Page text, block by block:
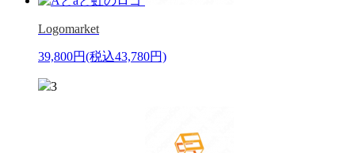
Logomarket
39,800円(税込43,780円)
3